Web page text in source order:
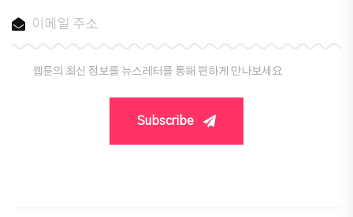
웹툰의 최신 정보를 뉴스레터를 통해 편하게 만나보세요
Subscribe